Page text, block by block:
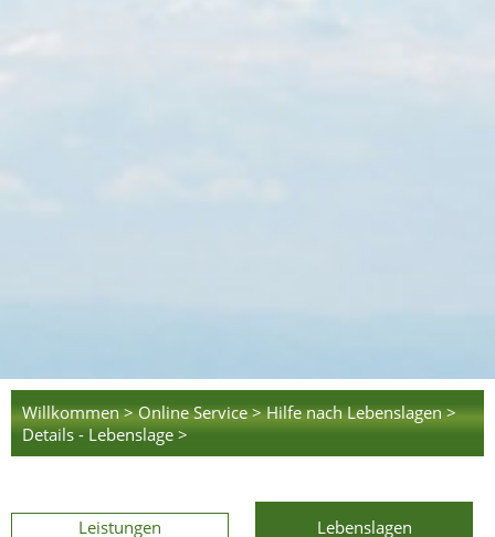
Willkommen > Online Service > Hilfe nach Lebenslagen >
Details - Lebenslage >
Leistungen
Lebenslagen